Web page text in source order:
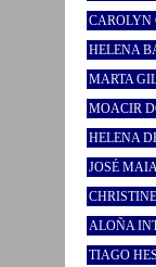
CAROLYN
HELENA
MARTA
MOACIR
HELENA
JOSÉ
ALOÑA
TIAGO